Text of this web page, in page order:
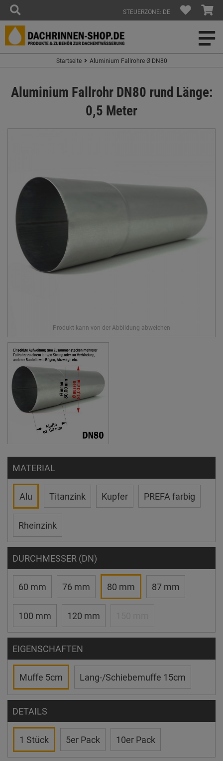
STEUERZONE: DE
Startseite Aluminium Fallrohre Ø DN80
Aluminium Fallrohr DN80 rund Länge:
0,5 Meter
MATERIAL
Alu Titanzink Kupfer PREFA farbig
Rheinzink
DURCHMESSER (DN)
60 mm 76 mm 80 mm 87 mm
100 mm 120 mm
EIGENSCHAFTEN
Muffe 5cm Lang-/Schiebemuffe 15cm
DETAILS
1 Stück 5er Pack 10er Pack